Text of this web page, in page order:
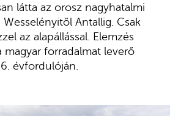
látta az orosz nagyhatalmi
Antallig. Csak
az alapállással. Elemzés
forradalmat leverő
évfordulóján.